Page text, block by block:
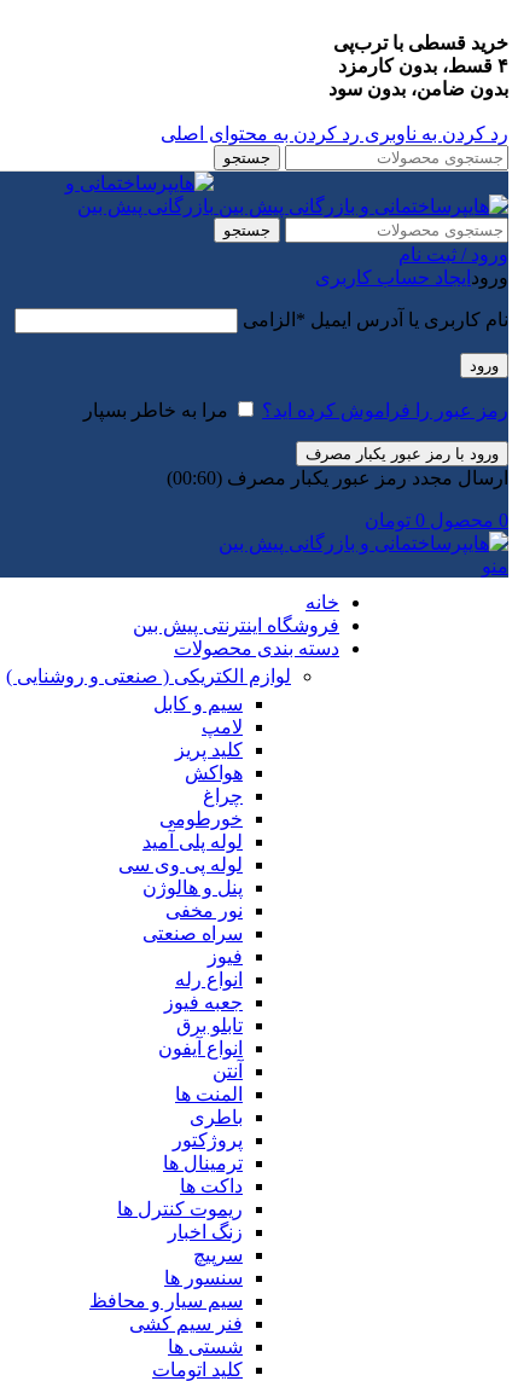
خرید قسطی با ترب‌پی
۴ قسط، بدون کارمزد
بدون ضامن، بدون سود
رد کردن به ناوبری رد کردن به محتوای اصلی
جستجو
جستجو
ورود / ثبت نام
ورود ایجاد حساب کاربری
نام کاربری یا آدرس ایمیل * الزامی
ورود
رمز عبور را فراموش کرده اید؟ مرا به خاطر بسپار
ورود با رمز عبور یکبار مصرف
ارسال مجدد رمز عبور یکبار مصرف (00:
60
)
0 محصول 0 تومان
منو
خانه
فروشگاه اینترنتی پیش بین
دسته بندی محصولات
لوازم الکتریکی ( صنعتی و روشنایی )
سیم و کابل
لامپ
کلید پریز
هواکش
چراغ
خورطومی
لوله پلی آمید
لوله پی وی سی
پنل و هالوژن
نور مخفی
سراه صنعتی
فیوز
انواع رله
جعبه فیوز
تابلو برق
انواع آیفون
آنتن
المنت ها
باطری
پروژکتور
ترمینال ها
داکت ها
ریموت کنترل ها
زنگ اخبار
سرپیچ
سنسور ها
سیم سیار و محافظ
فنر سیم کشی
شستی ها
کلید اتومات